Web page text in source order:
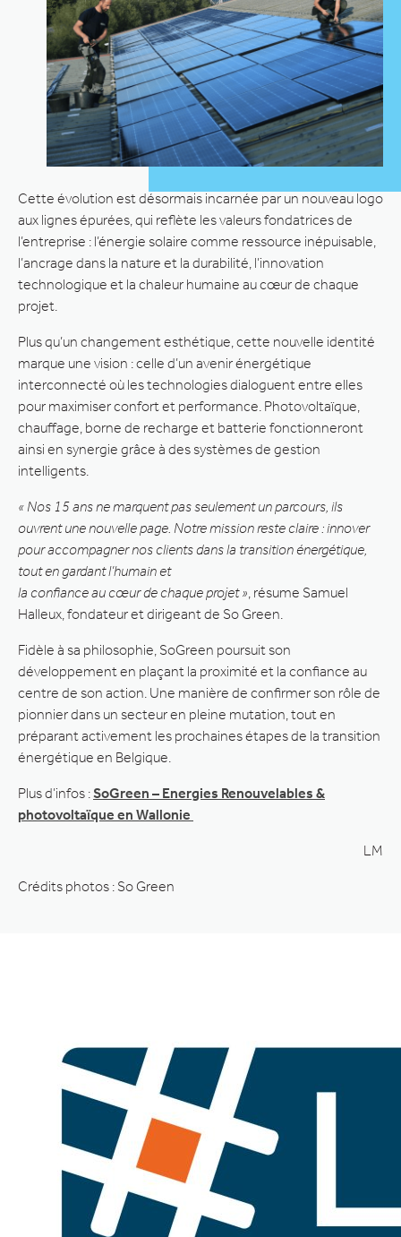
Cette évolution est désormais incarnée par un nouveau logo
aux lignes épurées, qui reflète les valeurs fondatrices de
l’entreprise : l’énergie solaire comme ressource inépuisable,
l’ancrage dans la nature et la durabilité, l’innovation
technologique et la chaleur humaine au cœur de chaque
projet.
Plus qu’un changement esthétique, cette nouvelle identité
marque une vision : celle d’un avenir énergétique
interconnecté où les technologies dialoguent entre elles
pour maximiser confort et performance. Photovoltaïque,
chauffage, borne de recharge et batterie fonctionneront
ainsi en synergie grâce à des systèmes de gestion
intelligents.
« Nos 15 ans ne marquent pas seulement un parcours, ils
ouvrent une nouvelle page. Notre mission reste claire : innover
pour accompagner nos clients dans la transition énergétique,
tout en gardant l’humain et
la confiance au cœur de chaque projet » , résume Samuel
Halleux, fondateur et dirigeant de So Green.
Fidèle à sa philosophie, SoGreen poursuit son
développement en plaçant la proximité et la confiance au
centre de son action. Une manière de confirmer son rôle de
pionnier dans un secteur en pleine mutation, tout en
préparant activement les prochaines étapes de la transition
énergétique en Belgique.
Plus d’infos :SoGreen – Energies Renouvelables &
photovoltaïque en Wallonie
LM
Crédits photos : So Green